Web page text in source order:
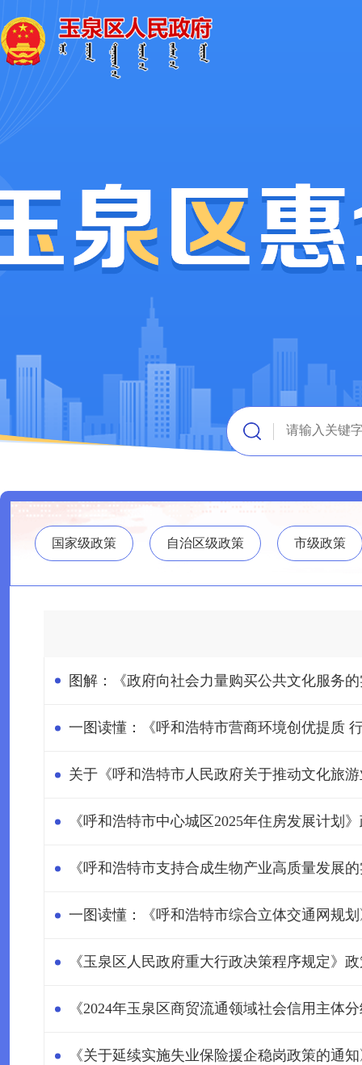
国家级政策 自治区级政策 市级政策
图解：《政府向社会力量购买公共文化服务
一图读懂：《呼和浩特市营商环境创优提质
关于《呼和浩特市人民政府关于推动文化旅
《呼和浩特市中心城区2025年住房发展计划
《呼和浩特市支持合成生物产业高质量发展
一图读懂：《呼和浩特市综合立体交通网规
《玉泉区人民政府重大行政决策程序规定》
《2024年玉泉区商贸流通领域社会信用主体
《关于延续实施失业保险援企稳岗政策的通